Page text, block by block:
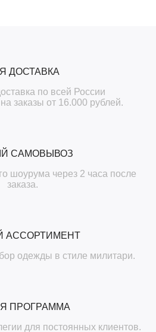
ДОСТАВКА
по всей России
заказы от 16.000 рублей.
САМОВЫВОЗ
шоурума через 2 часа после
заказа.
АССОРТИМЕНТ
одежды в стиле милитари.
ПРОГРАММА
для постоянных клиентов.